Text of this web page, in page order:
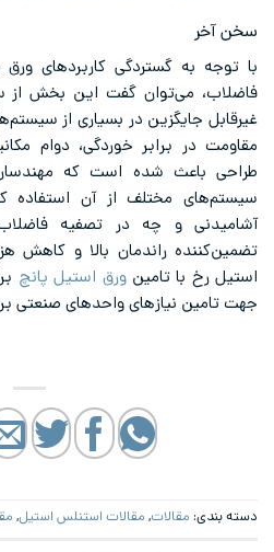
سخن آخر
با توجه به گستردگی کاربردهای
فاضلاب، می‌توان گفت این بخش از
غیرقابل جایگزین در بسیاری از
مقاومت در برابر خوردگی، دوام
طراحی باعث شده است که
سیستم‌های مختلف از آن
آشامیدنی و چه در تصفیه
تضمین‌کننده راندمان بالا و کاهش
استیل رخ با تامینورق استیل پانچ
جهت تامین نیازهای واحدهای صنعتی
دسته بندی: مقالات, مقالات استنلس استیل,